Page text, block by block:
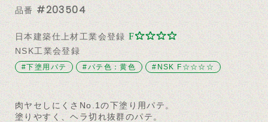
品番#203504
日本建築仕上材工業会登録
NSK工業会登録
#下塗用パテ #パテ色：黄色 #NSK F☆☆☆☆
肉ヤセしにくさNo.1の下塗り用パテ。
塗りやすく、ヘラ切れ抜群のパテ。